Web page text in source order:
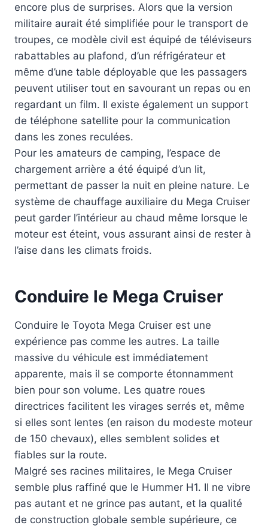
encore plus de surprises. Alors que la version
militaire aurait été simplifiée pour le transport de
troupes, ce modèle civil est équipé de téléviseurs
rabattables au plafond, d’un réfrigérateur et
même d’une table déployable que les passagers
peuvent utiliser tout en savourant un repas ou en
regardant un film. Il existe également un support
de téléphone satellite pour la communication
dans les zones reculées.
Pour les amateurs de camping, l’espace de
chargement arrière a été équipé d’un lit,
permettant de passer la nuit en pleine nature. Le
système de chauffage auxiliaire du Mega Cruiser
peut garder l’intérieur au chaud même lorsque le
moteur est éteint, vous assurant ainsi de rester à
l’aise dans les climats froids.
Conduire le Mega Cruiser
Conduire le Toyota Mega Cruiser est une
expérience pas comme les autres. La taille
massive du véhicule est immédiatement
apparente, mais il se comporte étonnamment
bien pour son volume. Les quatre roues
directrices facilitent les virages serrés et, même
si elles sont lentes (en raison du modeste moteur
de 150 chevaux), elles semblent solides et
fiables sur la route.
Malgré ses racines militaires, le Mega Cruiser
semble plus raffiné que le Hummer H1. Il ne vibre
pas autant et ne grince pas autant, et la qualité
de construction globale semble supérieure, ce